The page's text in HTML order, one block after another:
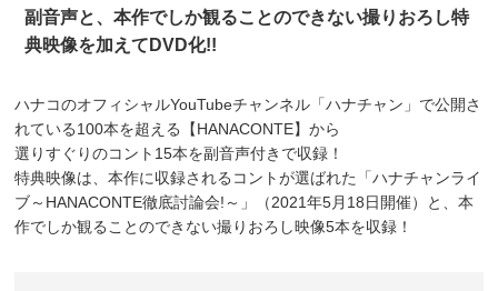
副音声と、本作でしか観ることのできない撮りおろし特
典映像を加えてDVD化!!
ハナコのオフィシャルYouTubeチャンネル「ハナチャン」で公開さ
れている100本を超える【HANACONTE】から
選りすぐりのコント15本を副音声付きで収録！
特典映像は、本作に収録されるコントが選ばれた「ハナチャンライ
ブ～HANACONTE徹底討論会!～」（2021年5月18日開催）と、本
作でしか観ることのできない撮りおろし映像5本を収録！